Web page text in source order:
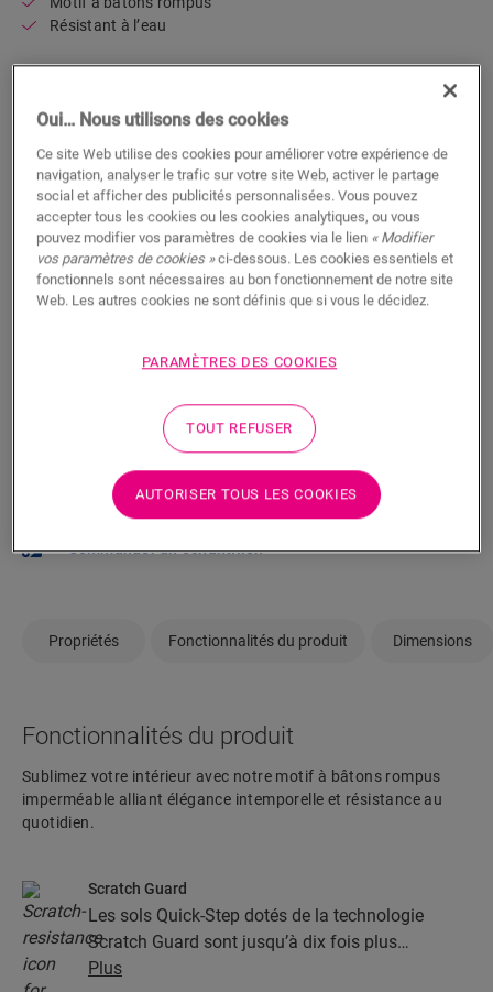
Résistant à l’eau
vous
Vous brûlez d’impatience de voir ce sol en vrai ? Vous
vous posez des questions ? Il y a toujours un
revendeur Quick-Step à proximité.
Pas sûr que ce sol corresponde à votre
style et à vos besoins ?
Afficher dans votre pièce
Commander un échantillon
Propriétés Fonctionnalités du produit Dimensions
Fonctionnalités du produit
Sublimez votre intérieur avec notre motif à bâtons rompus
imperméable alliant élégance intemporelle et résistance au
quotidien.
Scratch Guard
Les sols Quick-Step dotés de la technologie
Scratch Guard sont jusqu’à dix fois plus
résistants aux rayures que les autres sols.
Plus
Oui… Nous utilisons des cookies
Ce site Web utilise des cookies pour améliorer votre expérience de
navigation, analyser le trafic sur votre site Web, activer le partage
social et afficher des publicités personnalisées. Vous pouvez
accepter tous les cookies ou les cookies analytiques, ou vous
pouvez modifier vos paramètres de cookies via le lien « Modifier
vos paramètres de cookies »ci-dessous. Les cookies essentiels et
fonctionnels sont nécessaires au bon fonctionnement de notre site
Web. Les autres cookies ne sont définis que si vous le décidez.
PARAMÈTRES DES COOKIES
TOUT REFUSER
AUTORISER TOUS LES COOKIES